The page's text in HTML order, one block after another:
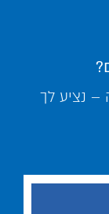
נציע לך